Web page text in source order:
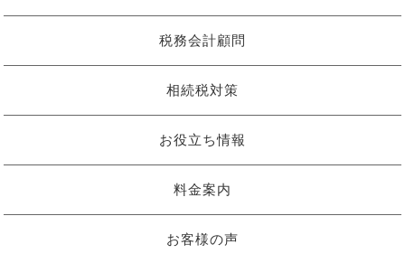
税務会計顧問
相続税対策
お役立ち情報
料金案内
お客様の声